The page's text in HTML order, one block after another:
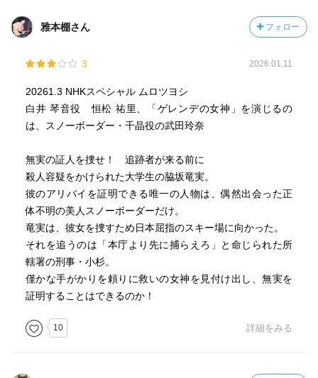
ー。
最初の出会いからずっと関係性を見てきた根津と千晶もそ
もうさ……みんな幸せになっちゃえよ！と言いたくなるく
その中を逃げ回らないといけない主人公よく考えたらめち
ゃくちゃ可哀想だよね……なんかもう色々蚊帳の外すぎて
うん、主人公に幸あれ。
そして頑張れ小杉刑事。
雅本棚さん フォロー
3 2026.01.11
20261.3 NHKスペシャル ムロツヨシ
白井 琴音役 恒松 祐里、「ゲレンデの女神」を演じるの
は、スノーボーダー・千晶役の武田玲奈
無実の証人を捜せ！ 追跡者が来る前に
殺人容疑をかけられた大学生の脇坂竜実。
彼のアリバイを証明できる唯一の人物は、偶然出会った正
体不明の美人スノーボーダーだけ。
竜実は、彼女を捜すため日本屈指のスキー場に向かった。
それを追うのは「本庁より先に捕らえろ」と命じられた所
轄署の刑事・小杉。
僅かな手がかりを頼りに救いの女神を見付け出し、無実を
証明することはできるのか！
10 詳細をみる